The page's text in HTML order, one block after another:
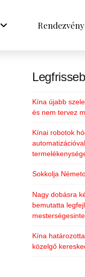
Kína újabb
és nem tervez
Kínai robotok
Sokkolja
Nagy dobásra
bemutatta
Kína
közelgő